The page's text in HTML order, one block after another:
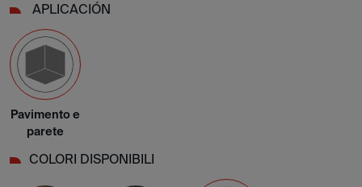
APLICACIÓN
Pavimento e
parete
COLORI DISPONIBILI